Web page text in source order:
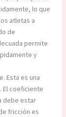
lo que
atletas a
de
permite
y
Esta es una
El coeficiente
debe estar
fricción es